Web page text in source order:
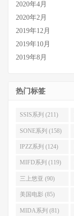
2020年4月
2020年2月
2019年12月
2019年10月
2019年8月
热门标签
SSIS系列 (211)
SONE系列 (158)
IPZZ系列 (124)
MIFD系列 (119)
三上悠亚 (90)
美国电影 (85)
MIDA系列 (81)